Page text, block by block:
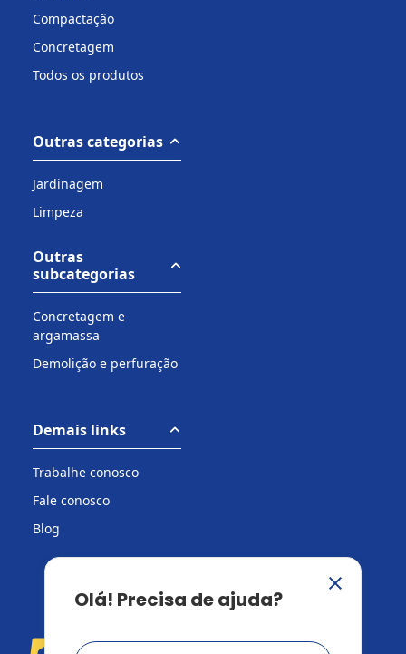
Compactação
Concretagem
Todos os produtos
Outras categorias
Jardinagem
Limpeza
Outras
subcategorias
Concretagem e
argamassa
Demolição e perfuração
Demais links
Trabalhe conosco
Fale conosco
Blog